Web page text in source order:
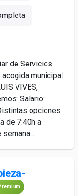
de Servicios
municipal
VIVES,
Salario:
opciones
de 7:40h a